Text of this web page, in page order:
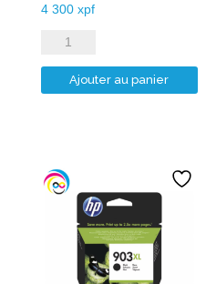
4 300 xpf
quantité
de
HP_903XLC
Ajouter au panier